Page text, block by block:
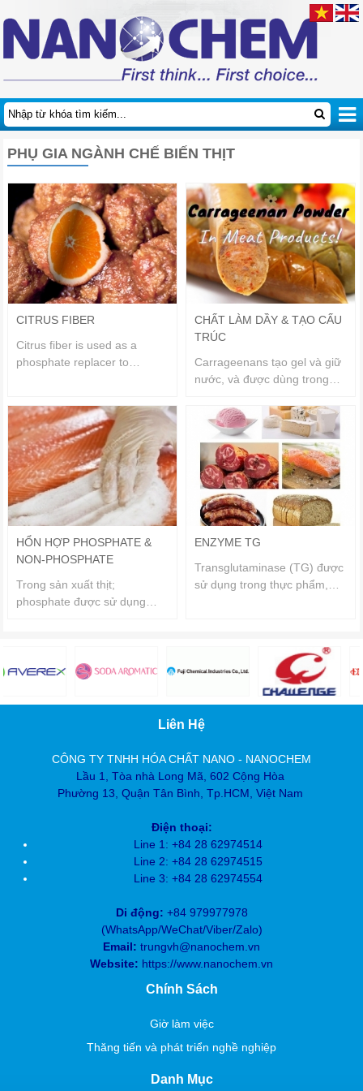
PHỤ GIA NGÀNH CHẾ BIẾN THỊT
CITRUS FIBER
Citrus fiber is used as a
phosphate replacer to
which are key in creating
high quality processed
meats.
CHẤT LÀM DẦY & TẠO CẤU
TRÚC
Carrageenans tạo gel và giữ
nước, và được dùng trong
cấu trúc sản phẩm.
HỔN HỢP PHOSPHATE &
NON-PHOSPHATE
Trong sản xuất thịt;
phosphate được sử dụng
béo, kéo dài và làm giảm
mùi vị & cấu trúc sản phẩm.
ENZYME TG
Transglutaminase (TG) được
sử dụng trong thực phẩm,
tăng năng suất, giảm giá
thành cho sản phẩm.
Liên Hệ
CÔNG TY TNHH HÓA CHẤT NANO - NANOCHEM
Lầu 1, Tòa nhà Long Mã, 602 Cộng Hòa
Phường 13, Quận Tân Bình, Tp.HCM, Việt Nam
Điện thoại:
Line 1: +84 28 62974514
Line 2: +84 28 62974515
Line 3: +84 28 62974554
Di động: +84 979977978
(WhatsApp/WeChat/Viber/Zalo)
Email: trungvh@nanochem.vn
Website: https://www.nanochem.vn
Chính Sách
Giờ làm việc
Thăng tiến và phát triển nghề nghiệp
Danh Mục